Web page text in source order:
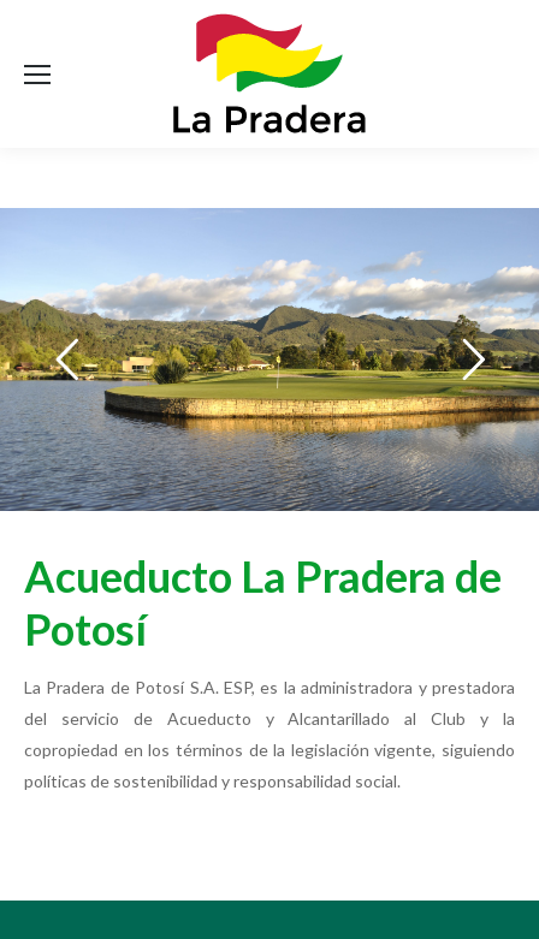
Acueducto La Pradera de
Potosí
La Pradera de Potosí S.A. ESP, es la administradora y prestadora
del servicio de Acueducto y Alcantarillado al Club y la
copropiedad en los términos de la legislación vigente, siguiendo
políticas de sostenibilidad y responsabilidad social.